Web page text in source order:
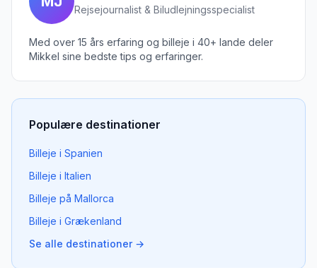
Rejsejournalist & Biludlejningsspecialist
Med over 15 års erfaring og billeje i 40+ lande deler
Mikkel sine bedste tips og erfaringer.
Populære destinationer
Billeje i Spanien
Billeje i Italien
Billeje på Mallorca
Billeje i Grækenland
Se alle destinationer →